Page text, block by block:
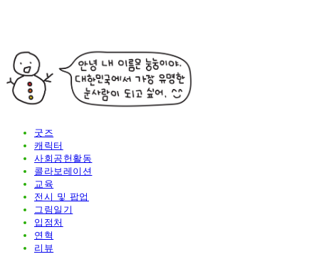
굿즈
캐릭터
사회공헌활동
콜라보레이션
교육
전시 및 팝업
그림일기
입점처
연혁
리뷰